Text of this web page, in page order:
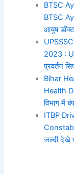
BTSC
BTSC
आयुष
2023 :
प्रवर्तन
Bihar
Health
विभाग में
ITBP
जल्दी देखे